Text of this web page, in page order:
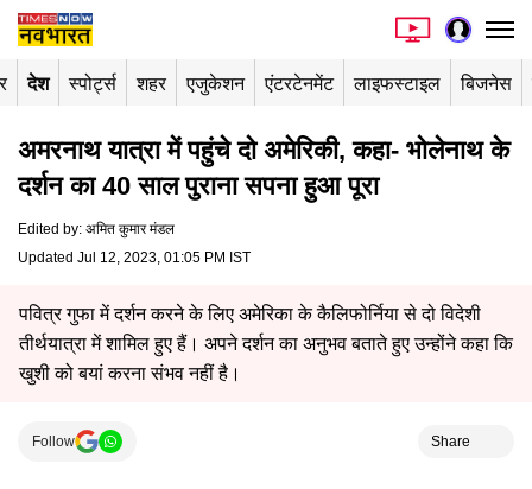
देश स्पोर्ट्स शहर एजुकेशन एंटरटेनमेंट लाइफस्टाइल बिजनेस
अमरनाथ यात्रा में पहुंचे दो अमेरिकी, कहा- भोलेनाथ के
दर्शन का 40 साल पुराना सपना हुआ पूरा
Edited by: अमित कुमार मंडल
Updated Jul 12, 2023, 01:05 PM IST
पवित्र गुफा में दर्शन करने के लिए अमेरिका के कैलिफोर्निया से दो विदेशी
तीर्थयात्रा में शामिल हुए हैं। अपने दर्शन का अनुभव बताते हुए उन्होंने कहा कि
खुशी को बयां करना संभव नहीं है।
Follow Share